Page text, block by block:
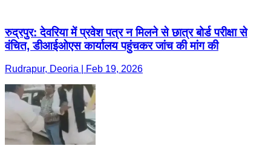
रुद्रपुर: देवरिया में प्रवेश पत्र न मिलने से छात्र बोर्ड परीक्षा से
वंचित, डीआईओएस कार्यालय पहुंचकर जांच की मांग की
Rudrapur, Deoria | Feb 19, 2026